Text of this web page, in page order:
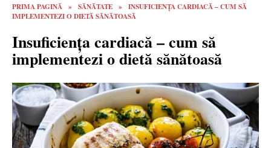
PRIMA PAGINĂ » SĂNĂTATE »
INSUFICIENȚA CARDIACĂ – CUM SĂ
IMPLEMENTEZI O DIETĂ SĂNĂTOASĂ
Insuficiența cardiacă – cum să
implementezi o dietă sănătoasă